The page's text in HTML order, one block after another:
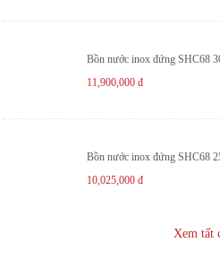
Bồn nước inox đứng SHC68
11,900,000đ
Bồn nước inox đứng SHC68
10,025,000đ
Xem tất